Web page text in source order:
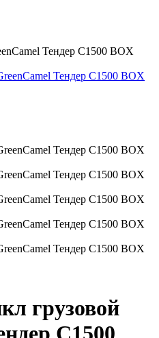
Тендер C1500 BOX
грузовой